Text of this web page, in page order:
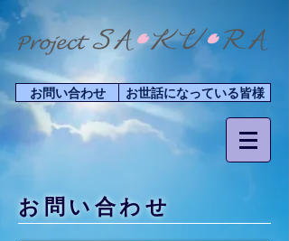
お問い合わせ お世話になっている皆様
お問い合わせ